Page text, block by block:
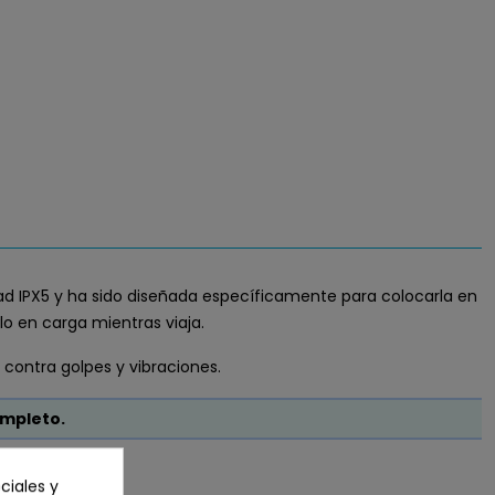
IPX5 y ha sido diseñada específicamente para colocarla en
en carga mientras viaja.
golpes y vibraciones.
y